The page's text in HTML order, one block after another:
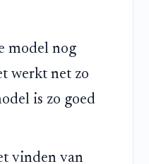
model nog
werkt net zo
is zo goed
vinden van